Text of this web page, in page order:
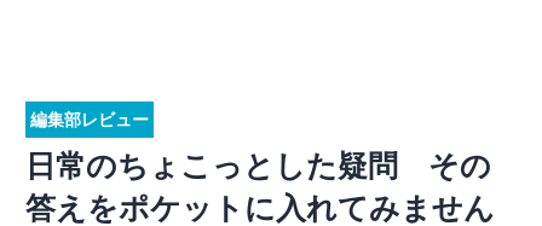
編集部レビュー
日常のちょこっとした疑問 その
答えをポケットに入れてみません